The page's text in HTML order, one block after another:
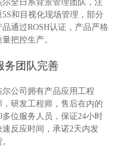
尔全日系背景管理团队，注
5S和目视化现场管理，部分
品通过ROSH认证，产品严格
量把控生产。
务团队完善
尔公司拥有产品应用工程
，研发工程师，售后在内的
多位服务人员，保证24小时
速反应时间，承诺2天内发